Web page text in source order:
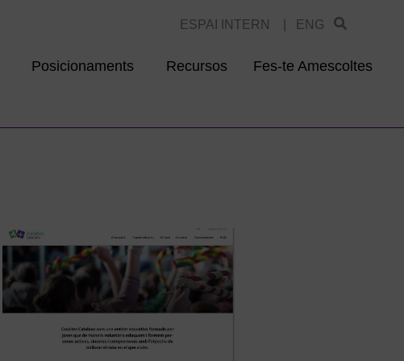
ESPAI INTERN | ENG
Posicionaments Recursos Fes-te Amescoltes